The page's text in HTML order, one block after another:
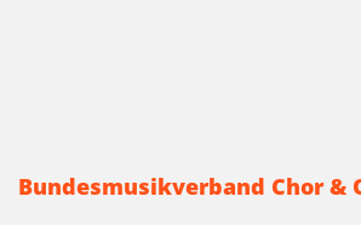
Bundesmusikverband Chor &